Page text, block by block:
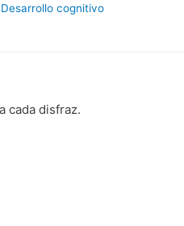
Desarrollo cognitivo
cada disfraz.